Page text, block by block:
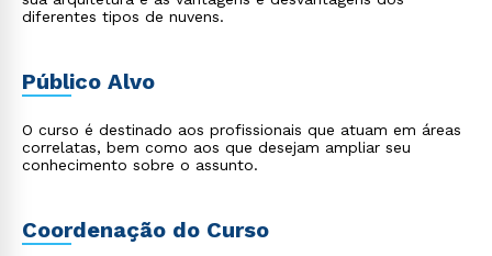
diferentes tipos de nuvens.
Público Alvo
O curso é destinado aos profissionais que atuam em áreas
correlatas, bem como aos que desejam ampliar seu
conhecimento sobre o assunto.
Coordenação do Curso